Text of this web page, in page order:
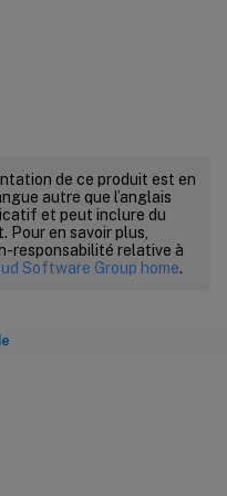
de ce produit est en
autre que l’anglais
et peut inclure du
en savoir plus,
responsabilité relative à
Software Group home.